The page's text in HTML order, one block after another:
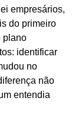
empresários,
do primeiro
plano
identificar
no
não
entendia